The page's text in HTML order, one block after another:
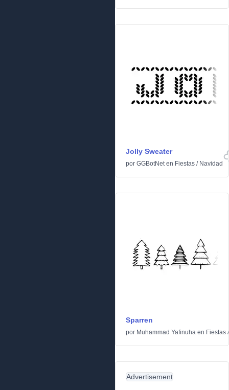
Jolly Sweater
por GGBotNeten Fiestas / Navidad
Sparren
por Muhammad Yafinuha en Fiestas
Advertisement